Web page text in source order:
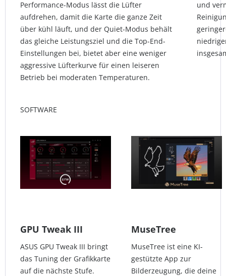
Performance-Modus lässt die Lüfter
aufdrehen, damit die Karte die ganze Zeit
über kühl läuft, und der Quiet-Modus behält
das gleiche Leistungsziel und die Top-End-
Einstellungen bei, bietet aber eine weniger
aggressive Lüfterkurve für einen leiseren
Betrieb bei moderaten Temperaturen.
und
SOFTWARE
GPU Tweak III
ASUS GPU Tweak III bringt
das Tuning der Grafikkarte
auf die nächste Stufe.
MuseTree
MuseTree ist eine KI-
gestützte App zur
Bilderzeugung, die deine